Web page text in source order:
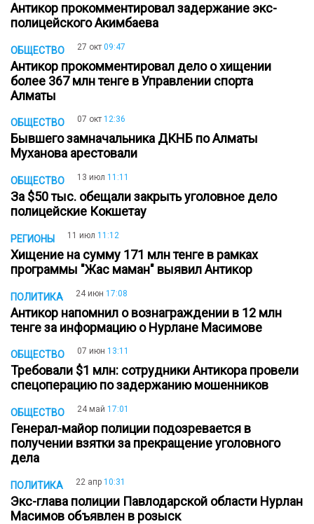
Антикор прокомментировал задержание экс-
полицейского Акимбаева
ОБЩЕСТВО 27 окт 09:47
Антикор прокомментировал дело о хищении
более 367 млн тенге в Управлении спорта
Алматы
ОБЩЕСТВО 07 окт 12:36
Бывшего замначальника ДКНБ по Алматы
Муханова арестовали
ОБЩЕСТВО 13 июл 11:11
За $50 тыс. обещали закрыть уголовное дело
полицейские Кокшетау
РЕГИОНЫ 11 июл 11:12
Хищение на сумму 171 млн тенге в рамках
программы "Жас маман" выявил Антикор
ПОЛИТИКА 24 июн 17:08
Антикор напомнил о вознаграждении в 12 млн
тенге за информацию о Нурлане Масимове
ОБЩЕСТВО 07 июн 13:11
Требовали $1 млн: сотрудники Антикора провели
спецоперацию по задержанию мошенников
ОБЩЕСТВО 24 май 17:01
Генерал-майор полиции подозревается в
получении взятки за прекращение уголовного
дела
ПОЛИТИКА 22 апр 10:31
Экс-глава полиции Павлодарской области Нурлан
Масимов объявлен в розыск